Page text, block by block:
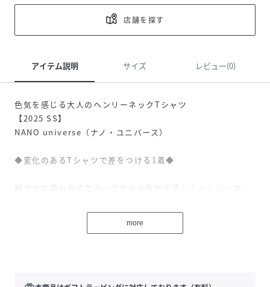
店舗を探す
アイテム説明 サイズ レビュー(0)
色気を感じる大人のヘンリーネックTシャツ
【2025 SS】
NANO universe（ナノ・ユニバース）
◆変化のあるTシャツで差をつける1着◆
鮮やかな深みあるカラーで大人の色気を感じるヘンリーネッ
とクラス感を演出するアイテムです。
more